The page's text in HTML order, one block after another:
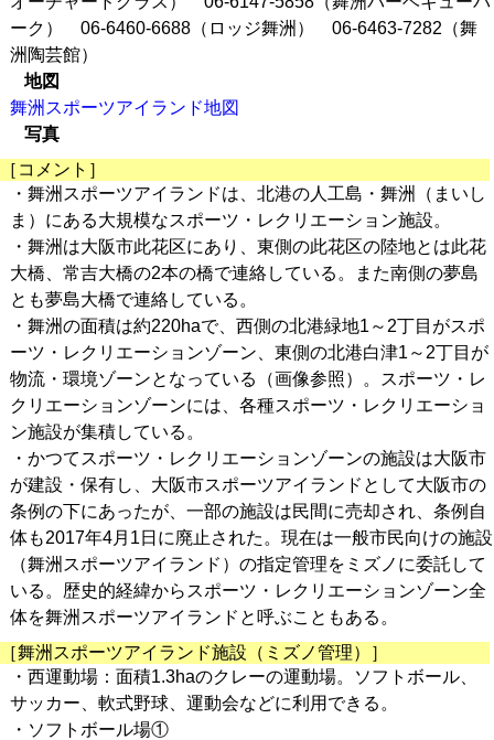
ーク） 06-6460-6688（ロッジ舞洲） 06-6463-7282 （舞
洲陶芸館）
地図
舞洲スポーツアイランド地図
写真
［コメント］
・舞洲スポーツアイランドは、北港の人工島・舞洲（まいし
ま）にある大規模なスポーツ・レクリエーション施設。
・舞洲は大阪市此花区にあり、東側の此花区の陸地とは此花
大橋、常吉大橋の2本の橋で連絡している。また南側の夢島
とも夢島大橋で連絡している。
・舞洲の面積は約220haで、西側の北港緑地1～2丁目がスポ
ーツ・レクリエーションゾーン、東側の北港白津1～2丁目が
物流・環境ゾーンとなっている（画像参照）。スポーツ・レ
クリエーションゾーンには、各種スポーツ・レクリエーショ
ン施設が集積している。
・かつてスポーツ・レクリエーションゾーンの施設は大阪市
が建設・保有し、大阪市スポーツアイランドとして大阪市の
条例の下にあったが、一部の施設は民間に売却され、条例自
体も2017年4月1日に廃止された。現在は一般市民向けの施設
（舞洲スポーツアイランド）の指定管理をミズノに委託して
いる。歴史的経緯からスポーツ・レクリエーションゾーン全
体を舞洲スポーツアイランドと呼ぶこともある。
［舞洲スポーツアイランド施設（ミズノ管理）］
・西運動場：面積1.3haのクレーの運動場。ソフトボール、
サッカー、軟式野球、運動会などに利用できる。
・ソフトボール場①